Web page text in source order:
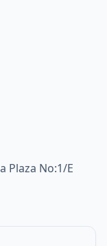
Plaza No:1/E